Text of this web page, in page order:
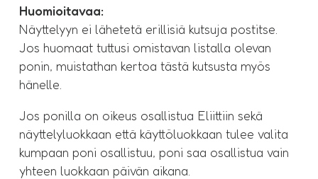
Huomioitavaa:
Näyttelyyn ei lähetetä erillisiä kutsuja postitse.
Jos huomaat tuttusi omistavan listalla olevan
ponin, muistathan kertoa tästä kutsusta myös
hänelle.
Jos ponilla on oikeus osallistua Eliittiin sekä
näyttelyluokkaan että käyttöluokkaan tulee valita
kumpaan poni osallistuu, poni saa osallistua vain
yhteen luokkaan päivän aikana.